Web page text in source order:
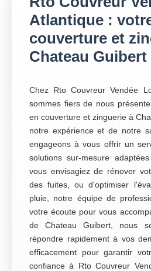
Atlantique :
couverture et
Chateau Guibert
Chez Rto Couvreur Vendée
sommes fiers de nous
en couverture et zinguerie à
notre expérience et de notre
engageons à vous offrir un
solutions sur-mesure
vous envisagiez de rénover
des fuites, ou d'optimiser
pluie, notre équipe de
votre écoute pour vous
de Chateau Guibert, nous
répondre rapidement à vos
efficacement pour garantir
confiance à Rto Couvreur